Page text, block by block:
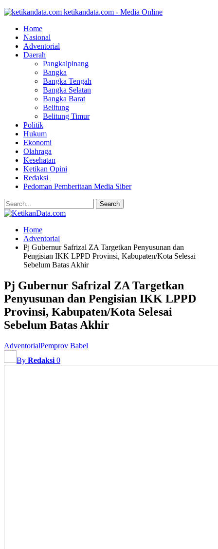
ketikandata.com - Media Online
Home
Nasional
Adventorial
Daerah
Pangkalpinang
Bangka
Bangka Tengah
Bangka Selatan
Bangka Barat
Belitung
Belitung Timur
Politik
Hukum
Ekonomi
Olahraga
Kesehatan
Ketikan Opini
Redaksi
Pedoman Pemberitaan Media Siber
Home
Adventorial
Pj Gubernur Safrizal ZA Targetkan Penyusunan dan
Pengisian IKK LPPD Provinsi, Kabupaten/Kota Selesai
Sebelum Batas Akhir
Pj Gubernur Safrizal ZA Targetkan
Penyusunan dan Pengisian IKK LPPD
Provinsi, Kabupaten/Kota Selesai
Sebelum Batas Akhir
AdventorialPemprov Babel
By Redaksi 0